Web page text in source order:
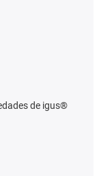
de igus®